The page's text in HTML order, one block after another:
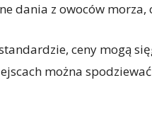
dania z owoców morza,
ceny mogą
można